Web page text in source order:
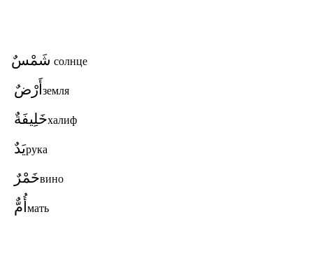
شَمْسٌ солнце
أَرْضٌ земля
خَلِيفَةٌхалиф
يَدٌрука
خَمْرٌвино
أُمٌّ мать